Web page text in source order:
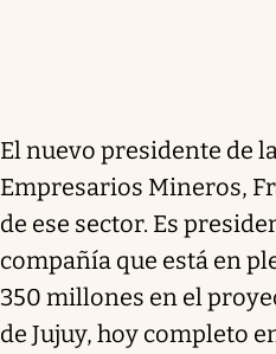
El nuevo presidente de
Empresarios Mineros,
de ese sector. Es
compañía que está en
350 millones en el
de Jujuy, hoy completo